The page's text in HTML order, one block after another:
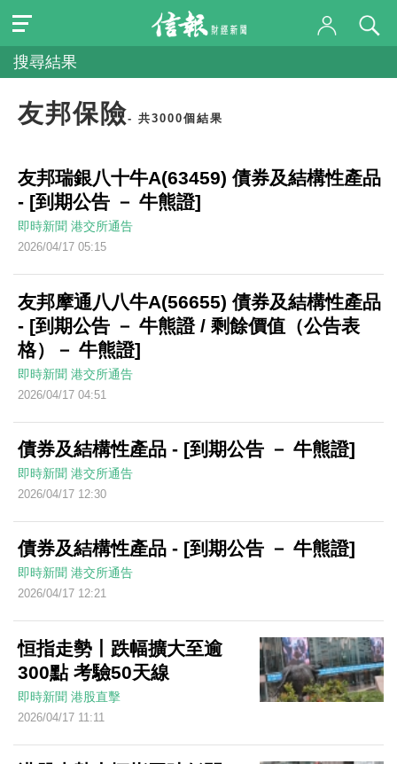
搜尋結果
友邦保險- 共3000個結果
友邦瑞銀八十牛A(63459) 債券及結構性產品
- [到期公告 － 牛熊證]
即時新聞 港交所通告
2026/04/17 05:15
友邦摩通八八牛A(56655) 債券及結構性產品
- [到期公告 － 牛熊證 / 剩餘價值（公告表
格）－ 牛熊證]
即時新聞 港交所通告
2026/04/17 04:51
債券及結構性產品 - [到期公告 － 牛熊證]
即時新聞 港交所通告
2026/04/17 12:30
債券及結構性產品 - [到期公告 － 牛熊證]
即時新聞 港交所通告
2026/04/17 12:21
恒指走勢丨跌幅擴大至逾
300點 考驗50天線
即時新聞 港股直擊
2026/04/17 11:11